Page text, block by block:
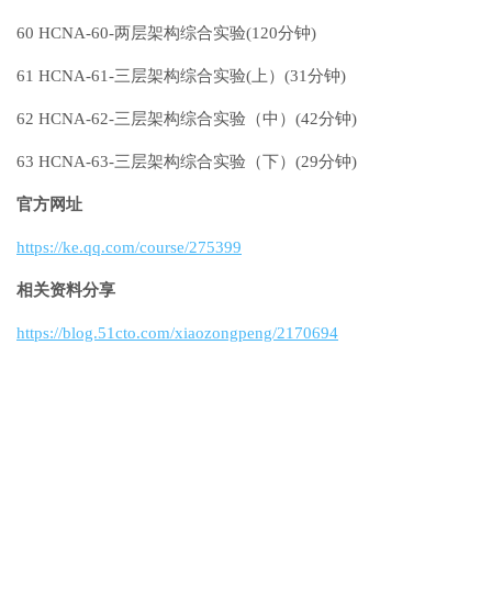
60 HCNA-60-两层架构综合实验(120分钟)
61 HCNA-61-三层架构综合实验(上）(31分钟)
62 HCNA-62-三层架构综合实验（中）(42分钟)
63 HCNA-63-三层架构综合实验（下）(29分钟)
官方网址
https://ke.qq.com/course/275399
相关资料分享
https://blog.51cto.com/xiaozongpeng/2170694